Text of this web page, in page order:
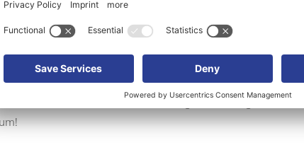
Lage Sonstiges Energieausweis
ca. 810 m2 Grundstück in ruhiger Wohnlage, nur